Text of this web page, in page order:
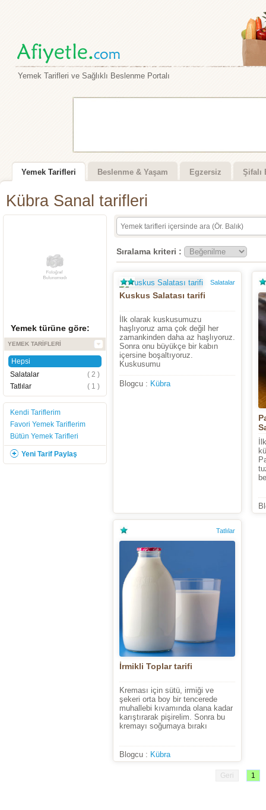
Yemek Tarifleri ve Sağlıklı Beslenme Portalı
Yemek Tarifleri Beslenme & Yaşam Egzersiz Şifalı
Kübra Sanal tarifleri
Yemek türüne göre:
YEMEK TARIFLERI
Hepsi
Salatalar
( 2 )
Tatlılar
( 1 )
Kendi Tariflerim
Favori Yemek Tariflerim
Bütün Yemek Tarifleri
Yeni Tarif Paylaş
Sıralama kriteri :
Salatalar
Kuskus Salatası tarifi
İlk olarak kuskusumuzu
haşlıyoruz ama çok değil her
zamankinden daha az haşlıyoruz.
Sonra onu büyükçe bir kabın
içersine boşaltıyoruz.
Kuskusumu
Blogcu : Kübra
Tatlılar
İrmikli Toplar tarifi
Kreması için sütü, irmiği ve
şekeri orta boy bir tencerede
muhallebi kıvamında olana kadar
karıştırarak pişirelim. Sonra bu
kremayı soğumaya bırakı
Blogcu : Kübra
Geri 1